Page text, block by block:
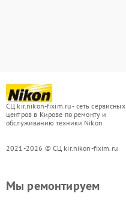
СЦ kir.nikon-fixim.ru - сеть сервисных
центров в Кирове по ремонту и
обслуживанию техники Nikon
2021-2026 © СЦ kir.nikon-fixim.ru
Мы ремонтируем